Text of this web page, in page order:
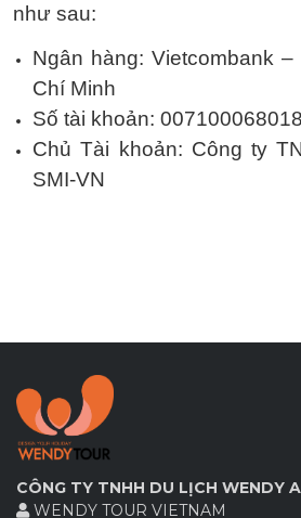
như sau:
Ngân hàng: Vietcombank
Chí Minh
Số tài khoản:
Chủ Tài khoản: Công ty
SMI-VN
CÔNG TY TNHH DU LỊCH WENDY
WENDY TOUR VIETNAM